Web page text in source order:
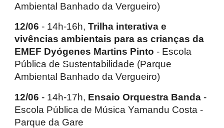
Ambiental Banhado da Vergueiro)
12/06 - 14h-16h,Trilha interativa e
vivências ambientais para as crianças da
EMEF Dyógenes Martins Pinto - Escola
Pública de Sustentabilidade (Parque
Ambiental Banhado da Vergueiro)
12/06 - 14h-17h, Ensaio Orquestra Banda -
Escola Pública de Música Yamandu Costa -
Parque da Gare